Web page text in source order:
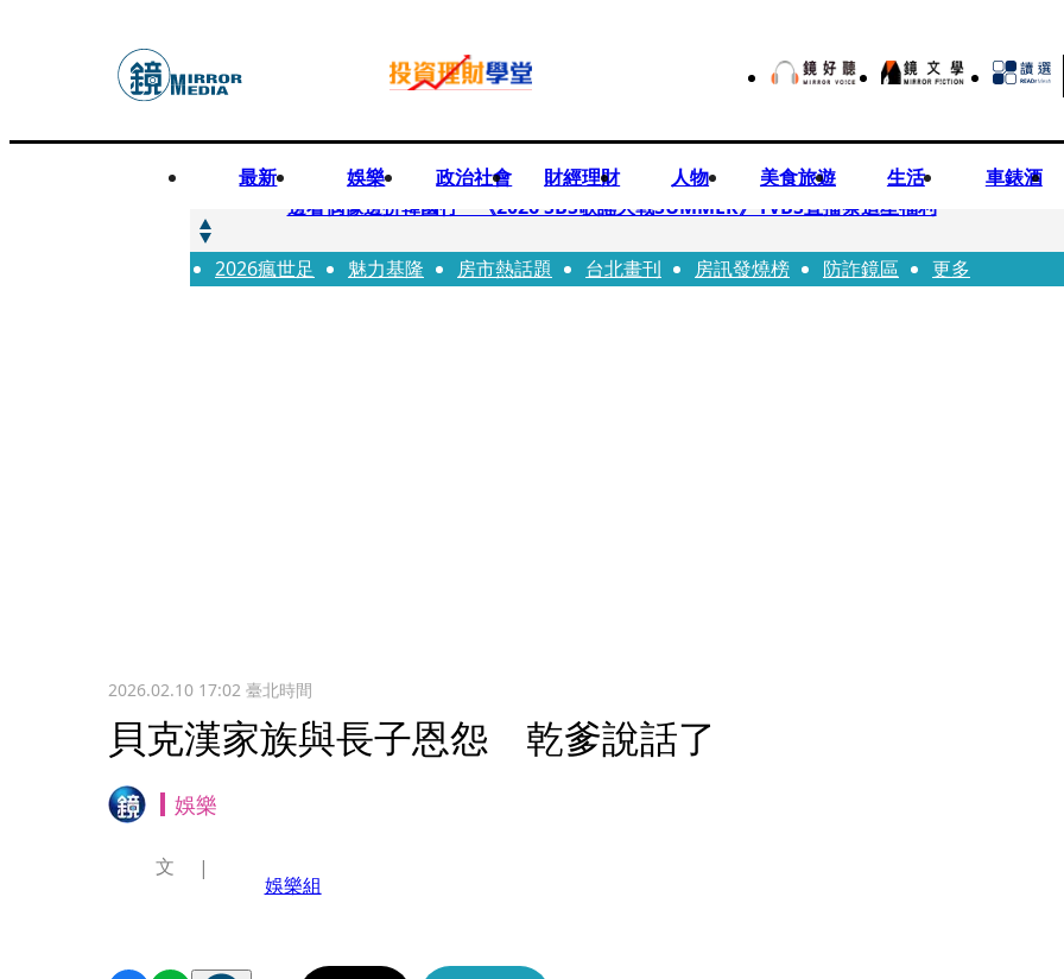
最新 娛樂 政治社會 財經理財 人物 美食旅遊 生活 車錶酒
快訊
邊看偶像邊拚韓國行 《2026 SBS歌謠大戰SUMMER》TVBS直播祭追星福利
快訊
代誌大條火急跳船？ 宏碁派任李文詳接掌兆基屋管2天就喊撤出！
2026瘋世足 魅力基隆 房市熱話題 台北畫刊 房訊發燒榜 防詐鏡區 更多
2026.02.10 17:02臺北時間
貝克漢家族與長子恩怨 乾爹說話了
娛樂
文
娛樂組